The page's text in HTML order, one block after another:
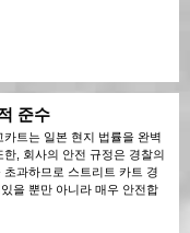
준수
카트는 일본 현지 법률을 완벽
, 회사의 안전 규정은 경찰의
초과하므로 스트리트 카트 경
을 뿐만 아니라 매우 안전합